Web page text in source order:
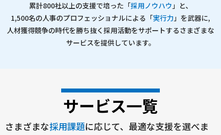
累計800社以上の支援で培った「採用ノウハウ」と、
1,500名の人事のプロフェッショナルによる「実行力」を武器に,
人材獲得競争の時代を勝ち抜く採用活動をサポートするさまざまな
サービスを提供しています。
サービス一覧
さまざまな採用課題に応じて、最適な支援を選べま